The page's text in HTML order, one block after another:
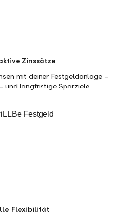
Zinssätze
mit deiner Festgeldanlage –
und langfristige Sparziele.
Flexibilität